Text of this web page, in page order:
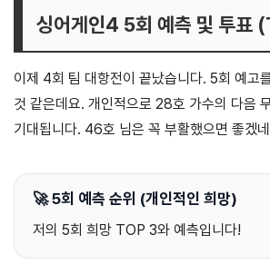
싱어게인4 5회 예측 및 투표
이제 4회 팀 대항전이 끝났습니다. 5회 예고
것 같은데요. 개인적으로 28호 가수의 다음
기대됩니다. 46호 님은 꼭 부활했으면 좋겠
🚀 5회 예측 순위 (개인적인 희망)
저의 5회 희망 TOP 3와 예측입니다!